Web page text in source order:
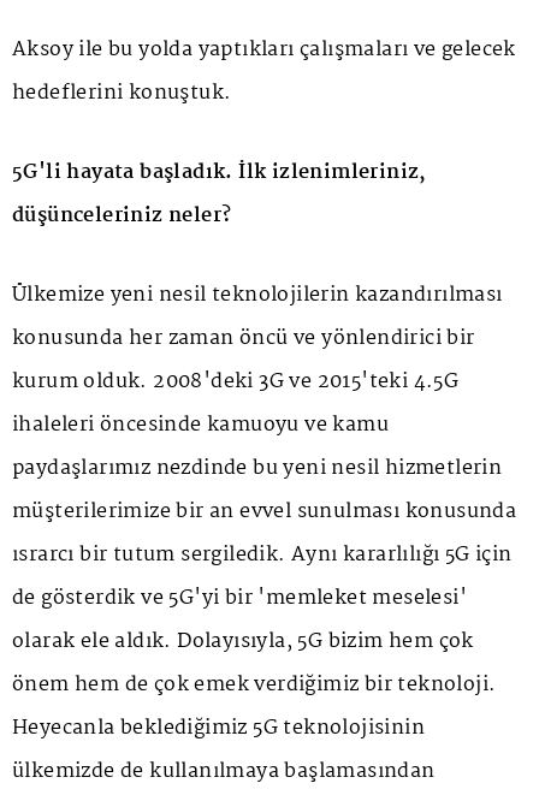
Aksoy ile bu yolda yaptıkları çalışmaları ve gelecek
hedeflerini konuştuk.
5G'li hayata başladık. İlk izlenimleriniz,
düşünceleriniz neler?
Ülkemize yeni nesil teknolojilerin kazandırılması
konusunda her zaman öncü ve yönlendirici bir
kurum olduk. 2008'deki 3G ve 2015'teki 4.5G
ihaleleri öncesinde kamuoyu ve kamu
paydaşlarımız nezdinde bu yeni nesil hizmetlerin
müşterilerimize bir an evvel sunulması konusunda
ısrarcı bir tutum sergiledik. Aynı kararlılığı 5G için
de gösterdik ve 5G'yi bir 'memleket meselesi'
olarak ele aldık. Dolayısıyla, 5G bizim hem çok
önem hem de çok emek verdiğimiz bir teknoloji.
Heyecanla beklediğimiz 5G teknolojisinin
ülkemizde de kullanılmaya başlamasından